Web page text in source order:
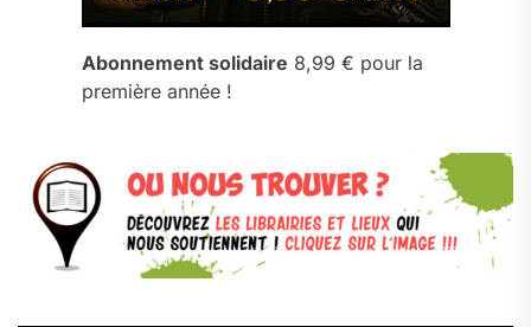
Abonnement solidaire 8,99 € pour la
première année !